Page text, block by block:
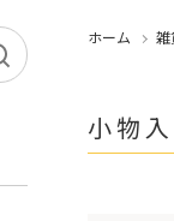
ホーム 雑
小物